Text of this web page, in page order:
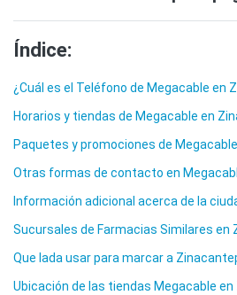
Índice:
¿Cuál es el Teléfono de Megacable en
Horarios y tiendas de Megacable en
Paquetes y promociones de
Otras formas de contacto en
Información adicional acerca de la
Sucursales de Farmacias Similares en
Que lada usar para marcar a
Ubicación de las tiendas Megacable